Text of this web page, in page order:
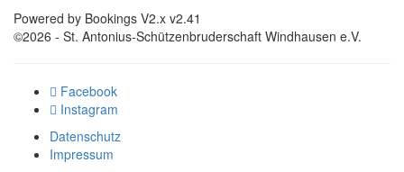
Powered by Bookings V2.x v2.41
©2026 - St. Antonius-Schützenbruderschaft Windhausen e.V.
Facebook
Instagram
Datenschutz
Impressum